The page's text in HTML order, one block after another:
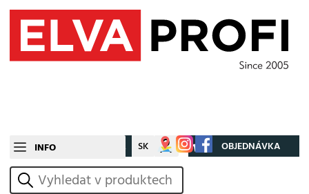
INFO CZ SK Můj účet OBJEDNÁVKA
vyhledat